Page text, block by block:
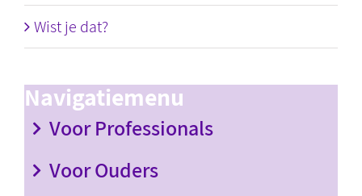
Wist je dat?
Navigatiemenu
Voor Professionals
Voor Ouders